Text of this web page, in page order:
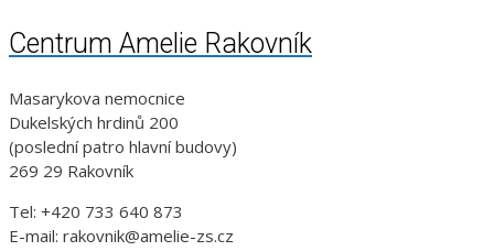
Centrum Amelie Rakovník
Masarykova nemocnice
Dukelských hrdinů 200
(poslední patro hlavní budovy)
269 29 Rakovník
Tel: +420 733 640 873
E-mail: rakovnik@amelie-zs.cz